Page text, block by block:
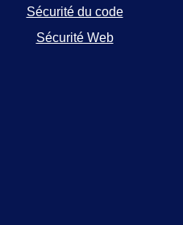
Sécurité du code
Sécurité Web